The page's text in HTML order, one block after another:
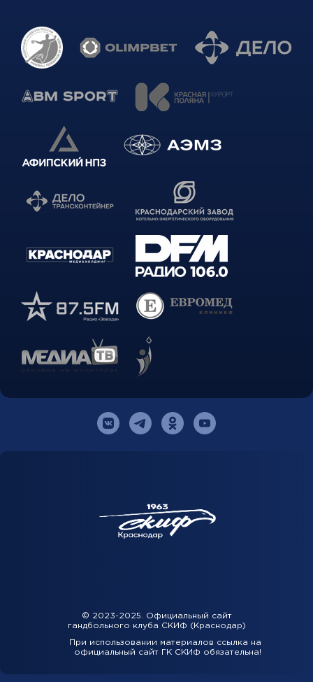
© 2023-2025. Официальный сайт
гандбольного клуба СКИФ (Краснодар)
При использовании материалов ссылка на
официальный сайт ГК СКИФ обязательна!